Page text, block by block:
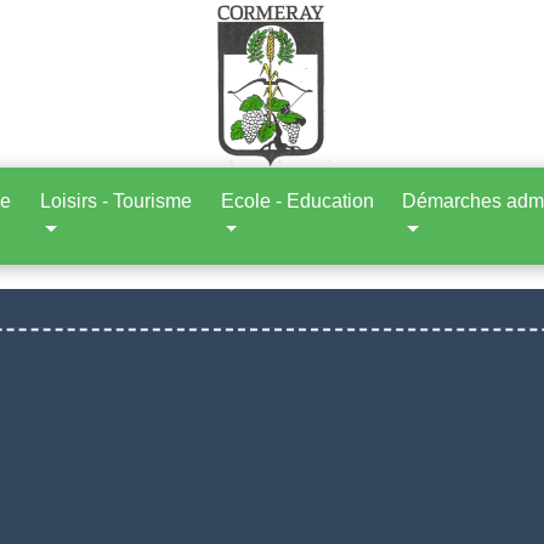
Loisirs - Tourisme Ecole - Education Démarches